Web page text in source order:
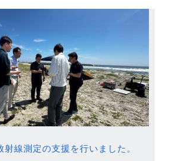
射線測定の支援を行いました。